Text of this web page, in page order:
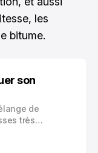
les
bitume.
son
de
très